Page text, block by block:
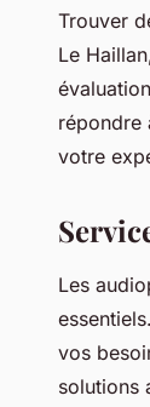
Trouver
Le
répondre
votre
Les
vos
solutions